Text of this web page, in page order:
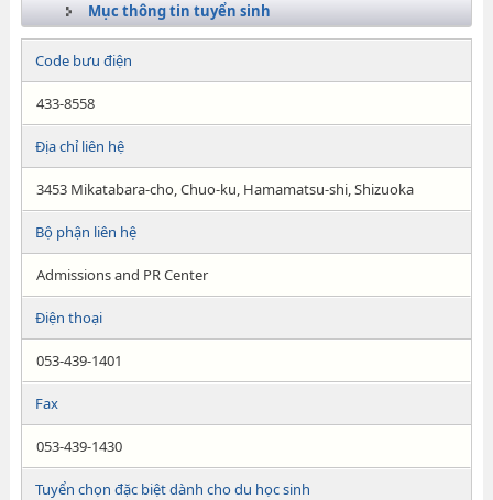
Mục thông tin tuyển sinh
Code bưu điện
433-8558
Địa chỉ liên hệ
3453 Mikatabara-cho, Chuo-ku, Hamamatsu-shi, Shizuoka
Bộ phận liên hệ
Admissions and PR Center
Điện thoại
053-439-1401
Fax
053-439-1430
Tuyển chọn đặc biệt dành cho du học sinh